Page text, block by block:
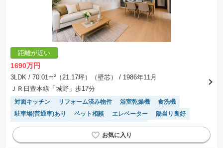
距離が近い
1690万円
3LDK / 70.01m²（21.17坪）（壁芯）
/ 1986年11月
ＪＲ日豊本線「城野」歩17分
対面キッチン リフォーム済み物件 浴室乾燥機
食洗機
駐車場(普通車)あり
ペット相談 エレベーター
陽当り良好
駐車場空き
温水洗浄便座 システムキッチン